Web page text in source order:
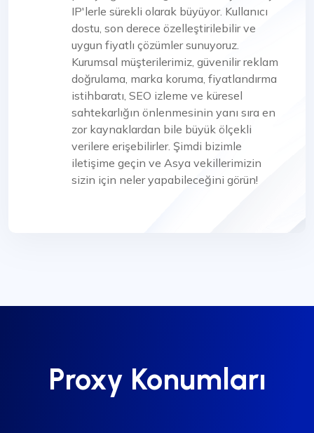
IP'lerle sürekli olarak büyüyor. Kullanıcı
dostu, son derece özelleştirilebilir ve
uygun fiyatlı çözümler sunuyoruz.
Kurumsal müşterilerimiz, güvenilir reklam
doğrulama, marka koruma, fiyatlandırma
istihbaratı, SEO izleme ve küresel
sahtekarlığın önlenmesinin yanı sıra en
zor kaynaklardan bile büyük ölçekli
verilere erişebilirler. Şimdi bizimle
iletişime geçin ve Asya vekillerimizin
sizin için neler yapabileceğini görün!
Proxy Konumları